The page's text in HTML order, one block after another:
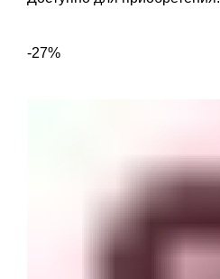
-27%